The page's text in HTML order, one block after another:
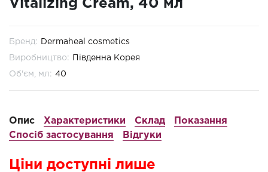
Vitalizing Cream, 40 мл
Бренд: Dermaheal cosmetics
Виробництво: Південна Корея
Об'єм, мл: 40
Опис Характеристики Склад
Показання
Спосіб застосування
Відгуки
Ціни доступні лише